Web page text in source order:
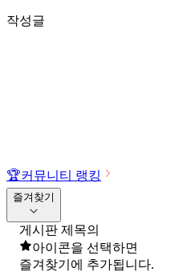
작성글
🏆커뮤니티 랭킹
즐겨찾기
게시판 제목의
아이콘을 선택하면
즐겨찾기에 추가됩니다.